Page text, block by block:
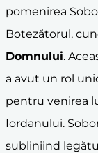
pomenirea
Botezătorul,
Domnului.
a avut un rol
pentru venirea
Iordanului.
subliniind